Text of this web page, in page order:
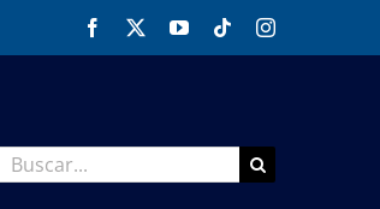
Facebook YouTubeTiktokInstagram
Buscar: